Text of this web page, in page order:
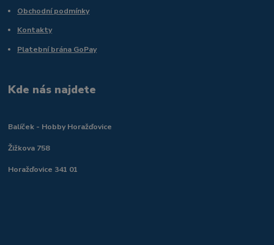
Obchodní podmínky
Kontakty
Platební brána GoPay
Kde nás najdete
Balíček - Hobby Horažďovice
Žižkova 758
Horažďovice 341 01